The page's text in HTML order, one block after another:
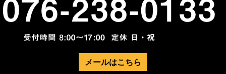
メールはこちら